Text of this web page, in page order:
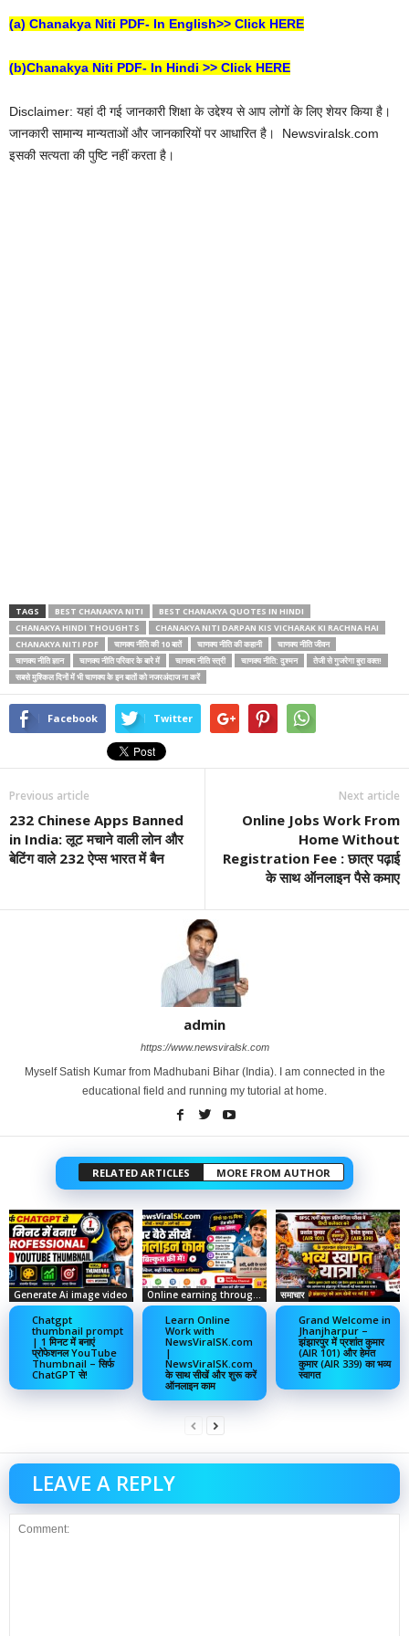
(a) Chanakya Niti PDF- In English>> Click HERE
(b)Chanakya Niti PDF- In Hindi >> Click HERE
Disclaimer: यहां दी गई जानकारी शिक्षा के उद्देश्य से आप लोगों के लिए शेयर किया है। ‌
जानकारी सामान्य मान्यताओं और जानकारियों पर आधारित है। Newsviralsk.com
इसकी सत्यता की पुष्टि नहीं करता है।
TAGS BEST CHANAKYA NITI
BEST CHANAKYA QUOTES IN HINDI
CHANAKYA HINDI THOUGHTS
CHANAKYA NITI DARPAN KIS VICHARAK KI RACHNA HAI
CHANAKYA NITI PDF
चाणक्य नीति की 10 बातें चाणक्य नीति की कहानी
चाणक्य नीति जीवन
चाणक्य नीति ज्ञान
चाणक्य नीति परिवार के बारे में चाणक्य नीति स्त्री चाणक्य नीति: दुश्मन
तेजी से गुजरेगा बुरा वक्‍त!
सबसे मुश्किल दिनों में भी चाणक्य के इन बातों को नजरअंदाज ना करें
Facebook Twitter
Previous article
232 Chinese Apps Banned
in India: लूट मचाने वाली लोन और
बेटिंग वाले 232 ऐप्स भारत में बैन
Next article
Online Jobs Work From
Home Without
Registration Fee : छात्र पढ़ाई
के साथ ऑनलाइन पैसे कमाए
admin
https://www.newsviralsk.com
Myself Satish Kumar from Madhubani Bihar (India). I am connected in the
educational field and running my tutorial at home.
RELATED ARTICLES MORE FROM AUTHOR
Generate Ai image video
Chatgpt
thumbnail prompt
| 1 मिनट में बनाएं
प्रोफेशनल YouTube
Thumbnail – सिर्फ
ChatGPT से!
Online earning through social media
Learn Online
Work with
NewsViralSK.com
|
NewsViralSK.com
के साथ सीखें और शुरू करें
ऑनलाइन काम
समाचार
Grand Welcome in
Jhanjharpur –
झंझारपुर में प्रशांत कुमार
(AIR 101) और हेमंत
कुमार (AIR 339) का भव्य
स्वागत
LEAVE A REPLY